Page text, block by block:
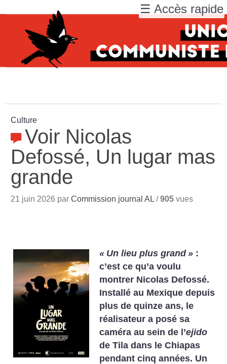
Culture
Voir Nicolas
Defossé, Un lugar mas
grande
21 juin 2026 parCommission journal AL /905 vues
« Un lieu plus grand » :
c’est ce qu’a voulu
montrer Nicolas Defossé.
Installé au Mexique depuis
plus de quinze ans, le
réalisateur a posé sa
caméra au sein de l’ejido
de Tila dans le Chiapas
pendant cinq années. Un
☰ Accès rapide